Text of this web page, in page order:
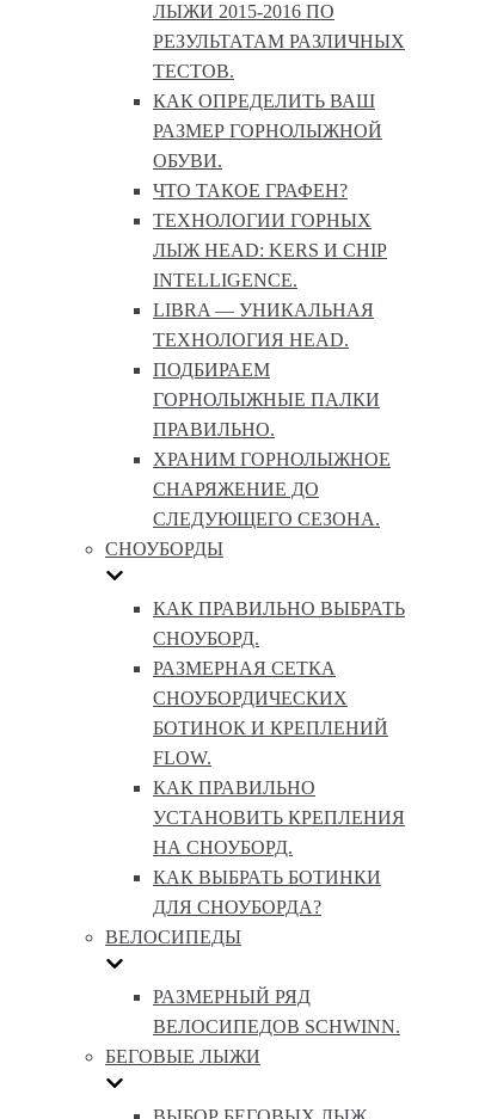
ЛЫЖИ 2015-2016 ПО
РЕЗУЛЬТАТАМ РАЗЛИЧНЫХ
ТЕСТОВ.
КАК ОПРЕДЕЛИТЬ ВАШ
РАЗМЕР ГОРНОЛЫЖНОЙ
ОБУВИ.
ЧТО ТАКОЕ ГРАФЕН?
ТЕХНОЛОГИИ ГОРНЫХ
ЛЫЖ HEAD: KERS И CHIP
INTELLIGENCE.
LIBRA — УНИКАЛЬНАЯ
ТЕХНОЛОГИЯ HEAD.
ПОДБИРАЕМ
ГОРНОЛЫЖНЫЕ ПАЛКИ
ПРАВИЛЬНО.
ХРАНИМ ГОРНОЛЫЖНОЕ
СНАРЯЖЕНИЕ ДО
СЛЕДУЮЩЕГО СЕЗОНА.
СНОУБОРДЫ
КАК ПРАВИЛЬНО ВЫБРАТЬ
СНОУБОРД.
РАЗМЕРНАЯ СЕТКА
СНОУБОРДИЧЕСКИХ
БОТИНОК И КРЕПЛЕНИЙ
FLOW.
КАК ПРАВИЛЬНО
УСТАНОВИТЬ КРЕПЛЕНИЯ
НА СНОУБОРД.
КАК ВЫБРАТЬ БОТИНКИ
ДЛЯ СНОУБОРДА?
ВЕЛОСИПЕДЫ
РАЗМЕРНЫЙ РЯД
ВЕЛОСИПЕДОВ SCHWINN.
БЕГОВЫЕ ЛЫЖИ